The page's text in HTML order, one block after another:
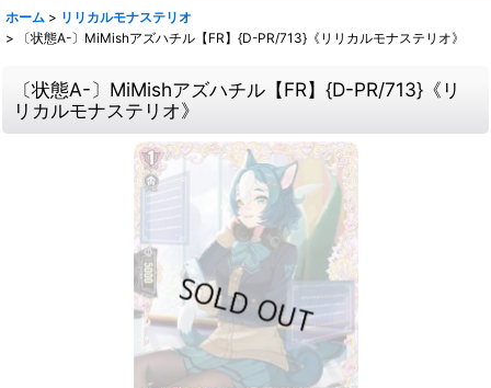
ホーム > リリカルモナステリオ
>
〔状態A-〕MiMishアズハチル【FR】{D-PR/713}《リリカルモナステリオ》
〔状態A-〕MiMishアズハチル【FR】{D-PR/713}《リ
リカルモナステリオ》